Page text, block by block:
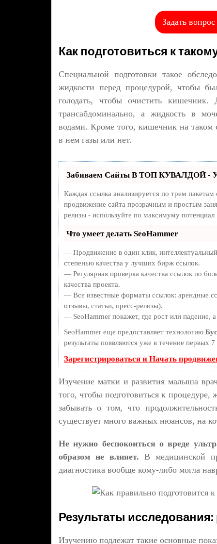
Задать
Как подготовиться к
Специальной подготовки такое
жидкости перед процедурой, чтобы
голодать, чтобы очистить
трансабдоминально, а жидкость в
водами. Кроме того, кишечник на таком
в нем газы или нет.
Забиваем Сайты В ТОП КУВАЛДОЙ -
Каждая ссылка анализируется по трем
продвижение сайта прозрачным и простым
релизы - используйте по максимуму
Что умеет делать SeoHammer
— Продвижение в один клик,
степенью качества у лучших бирж ссылок.
— Регулярная проверка качества ссылок по
качества проекта.
— Все известные форматы ссылок: арендные
отзывы, статьи, пресс-релизы).
— SeoHammer покажет, где рост или падение,
SeoHammer еще предоставляет технологию
результаты появляются уже в течение первых
Зарегистрироваться и Начать
Изучение матки и развития малыша
того, чтобы подготовиться к
забывать о том, что
существует много важных нюансов, на
Не нужно беспокоиться о вреде
образом не влияет. В медицинской
диагностика вообще кому-либо могла
Результаты
Изучению подлежат такие основные